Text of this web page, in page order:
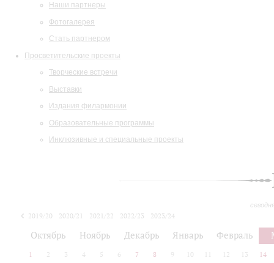
Наши партнеры
Фотогалерея
Стать партнером
Просветительские проекты
Творческие встречи
Выставки
Издания филармонии
Образовательные программы
Инклюзивные и специальные проекты
2019/20 2020/21 2021/22 2022/23
2023/24
Октябрь Ноябрь Декабрь Январь Февраль
1 2 3 4 5 6 7 8 9 10 12 13 14